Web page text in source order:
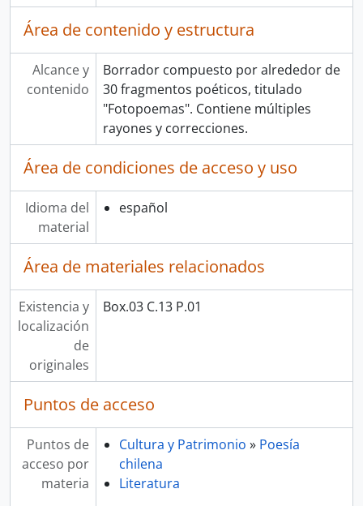
Área de contenido y estructura
Alcance y
contenido
Borrador compuesto por alrededor de
30 fragmentos poéticos, titulado
"Fotopoemas". Contiene múltiples
rayones y correcciones.
Área de condiciones de acceso y uso
Idioma del
material
español
Área de materiales relacionados
Existencia y
localización
de
originales
Box.03 C.13 P.01
Puntos de acceso
Puntos de
acceso por
materia
Cultura y Patrimonio » Poesía
chilena
Literatura